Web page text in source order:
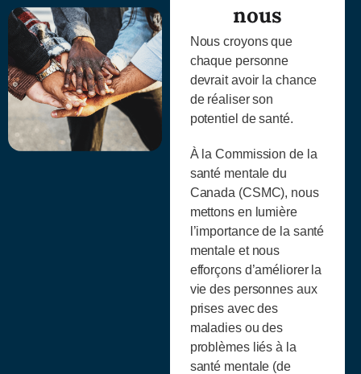
nous
Nous croyons que
chaque personne
devrait avoir la chance
de réaliser son
potentiel de santé.
À la Commission de la
santé mentale du
Canada (CSMC), nous
mettons en lumière
l’importance de la santé
mentale et nous
efforçons d’améliorer la
vie des personnes aux
prises avec des
maladies ou des
problèmes liés à la
santé mentale (de